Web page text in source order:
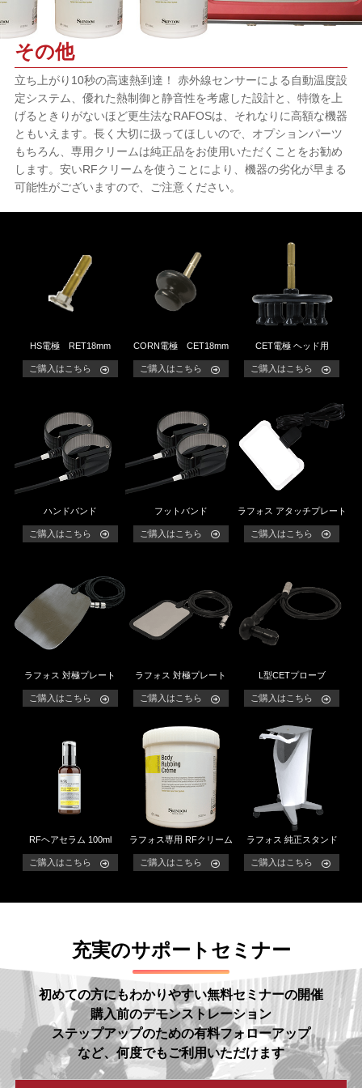
その他
立ち上がり10秒の高速熱到達！ 赤外線センサーによる自動温度設
定システム、優れた熱制御と静音性を考慮した設計と、特徴を上
げるときりがないほど更生法なRAFOSは、それなりに高額な機器
ともいえます。長く大切に扱ってほしいので、オプションパーツ
もちろん、専用クリームは純正品をお使用いただくことをお勧め
します。安いRFクリームを使うことにより、機器の劣化が早まる
可能性がございますので、ご注意ください。
HS電極 RET18mm
ご購入はこちら
CORN電極 CET18mm
ご購入はこちら
CET電極 ヘッド用
ご購入はこちら
ハンドバンド
ご購入はこちら
フットバンド
ご購入はこちら
ラフォス アタッチプレート
ご購入はこちら
ラフォス 対極プレート
ご購入はこちら
ラフォス 対極プレート
ご購入はこちら
L型CETプローブ
ご購入はこちら
RFヘアセラム 100ml
ご購入はこちら
ラフォス専用 RFクリーム
ご購入はこちら
ラフォス 純正スタンド
ご購入はこちら
充実のサポートセミナー
初めての方にもわかりやすい無料セミナーの開催
購入前のデモンストレーション
ステップアップのための有料フォローアップ
など、何度でもご利用いただけます